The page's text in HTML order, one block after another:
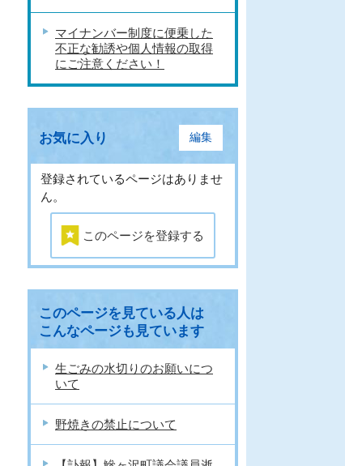
マイナンバー制度に便乗した
不正な勧誘や個人情報の取得
にご注意ください！
お気に入り 編集
登録されているページはありませ
ん。
このページを登録する
このページを見ている人は
こんなページも見ています
生ごみの水切りのお願いにつ
いて
野焼きの禁止について